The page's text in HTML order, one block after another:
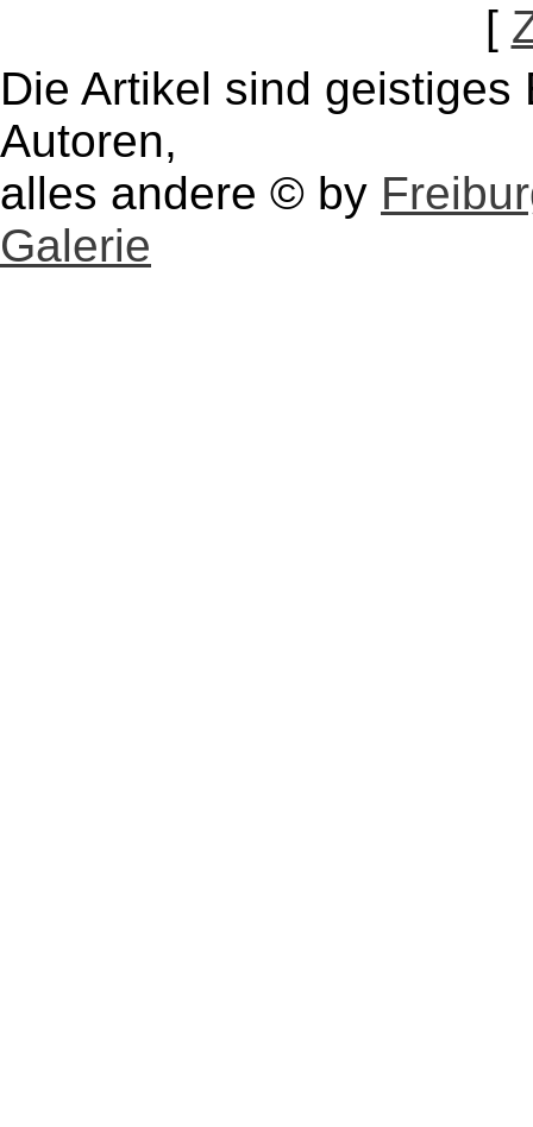
[
Die Artikel sind
Autoren,
alles andere © by
Galerie